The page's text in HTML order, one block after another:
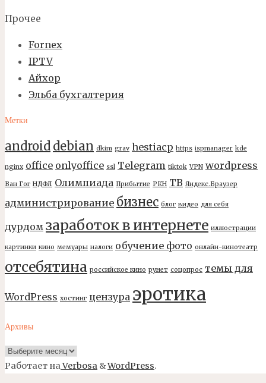
Прочее
Fornex
IPTV
Айхор
Эльба бухгалтерия
Метки
android debian dkim grav hestiacp https ispmanager kde
nginx office onlyoffice ssl Telegram tiktok VPN wordpress
Ван Гог НДФЛ Олимпиада Прибытие РКН ТВ Яндекс.Браузер
администрирование бизнес блог видео для себя
дурдом заработок в интернете иллюстрации
картинки кино мемуары налоги обучение фото онлайн-кинотеатр
отсебятина российское кино рунет соцопрос темы для
WordPress хостинг цензура эротика
Архивы
Архивы
Работает наVerbosa &WordPress.